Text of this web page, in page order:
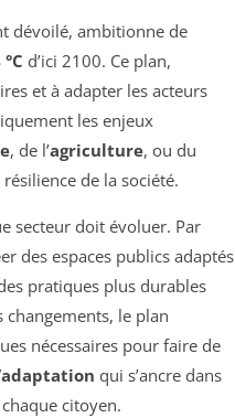
dévoilé, ambitionne de
d’ici 2100. Ce plan,
et à adapter les acteurs
les enjeux
, de l’agriculture, ou du
de la société.
secteur doit évoluer. Par
des espaces publics adaptés
pratiques plus durables
le plan
nécessaires pour faire de
qui s’ancre dans
citoyen.